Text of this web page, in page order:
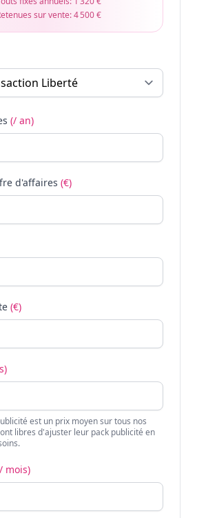
sur vente:4 500 €
(/ an)
d'affaires (€)
(€)
est un prix moyen sur tous nos
libres d'ajuster leur pack publicité en
mois)